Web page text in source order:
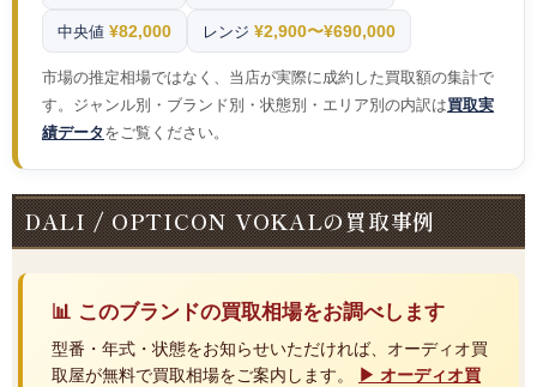
中央値 ¥82,000 レンジ ¥2,900〜¥690,000
市場の推定相場ではなく、当店が実際に成約した買取額の集計で
す。ジャンル別・ブランド別・状態別・エリア別の内訳は買取実
績データをご覧ください。
DALI / OPTICON VOKALの買取事例
📊 このブランドの買取相場をお調べします
型番・年式・状態をお知らせいただければ、オーディオ買
取屋が無料で買取相場をご案内します。
▶ オーディオ買